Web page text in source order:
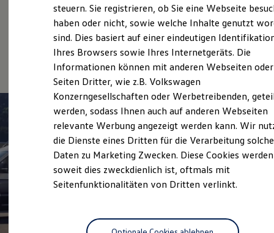
Fleet Interface Data
Multistop Pathfinder
Übersicht Software Updates
Digitales Bordbuch
Fahrerassistenz- und Sicherheitssysteme
Kontrollleuchten
Kurzfahrprofile und Ölverdünnung
Batterieverordnung
XTL-Dieselkraftstoff
Ersatzteile und Betriebsflüssigkeiten
Original Zubehör und Lifestyle Produkte
myVolkswagen
myVolkswagen Business
Elektrisch & Autonom
Unser Ansatz
Reichweitensimulator
Service
Volkswagen Economy
Service
steuern. Sie registrieren, ob Sie eine Webseite
haben oder nicht, sowie welche Inhalte genutzt
sind. Dies basiert auf einer eindeutigen
Ihres Browsers sowie Ihres Internetgeräts. Die
Informationen können mit anderen Webseiten oder
Seiten Dritter, wie z.B. Volkswagen
Konzerngesellschaften oder Werbetreibenden,
werden, sodass Ihnen auch auf anderen Webseiten
relevante Werbung angezeigt werden kann. Wir
die Dienste eines Dritten für die Verarbeitung
Daten zu Marketing Zwecken. Diese Cookies
soweit dies zweckdienlich ist, oftmals mit
Seitenfunktionalitäten von Dritten verlinkt.